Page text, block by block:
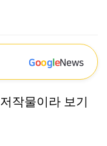
GoogleNews
작물이라 보기